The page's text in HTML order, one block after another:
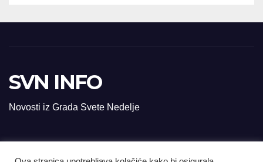
SVN INFO
Novosti iz Grada Svete Nedelje